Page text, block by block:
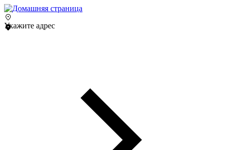
Укажите адрес